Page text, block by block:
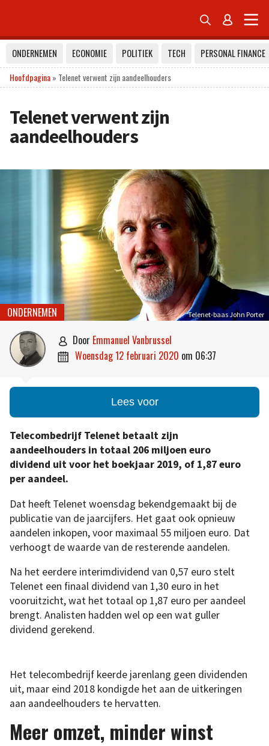
 
ONDERNEMEN ECONOMIE POLITIEK TECH
PERSONAL FINANCE
Hoofdpagina» Telenet verwent zijn aandeelhouders
Telenet verwent zijn
aandeelhouders
Telenet-baas John Porter
ONDERNEMEN
 door Emmanuel Vanbrussel
 woensdag 12 februari 2020 om 06:37
Lees voor
Telecombedrijf Telenet betaalt zijn
aandeelhouders in totaal 206 miljoen euro
dividend uit voor het boekjaar 2019, of 1,87 euro
per aandeel.
Dat heeft Telenet woensdag bekendgemaakt bij de
publicatie van de jaarcijfers. Het gaat ook opnieuw
aandelen inkopen, voor maximaal 55 miljoen euro. Dat
verhoogt de waarde van de resterende aandelen.
Na het eerdere interimdividend van 0,57 euro stelt
Telenet een finaal dividend van 1,30 euro in het
vooruitzicht, wat het totaal op 1,87 euro per aandeel
brengt. Analisten hadden wel op een wat guller
dividend gerekend.
Het telecombedrijf keerde jarenlang geen dividenden
uit, maar eind 2018 kondigde het aan de uitkeringen
aan aandeelhouders te hervatten.
Meer omzet, minder winst